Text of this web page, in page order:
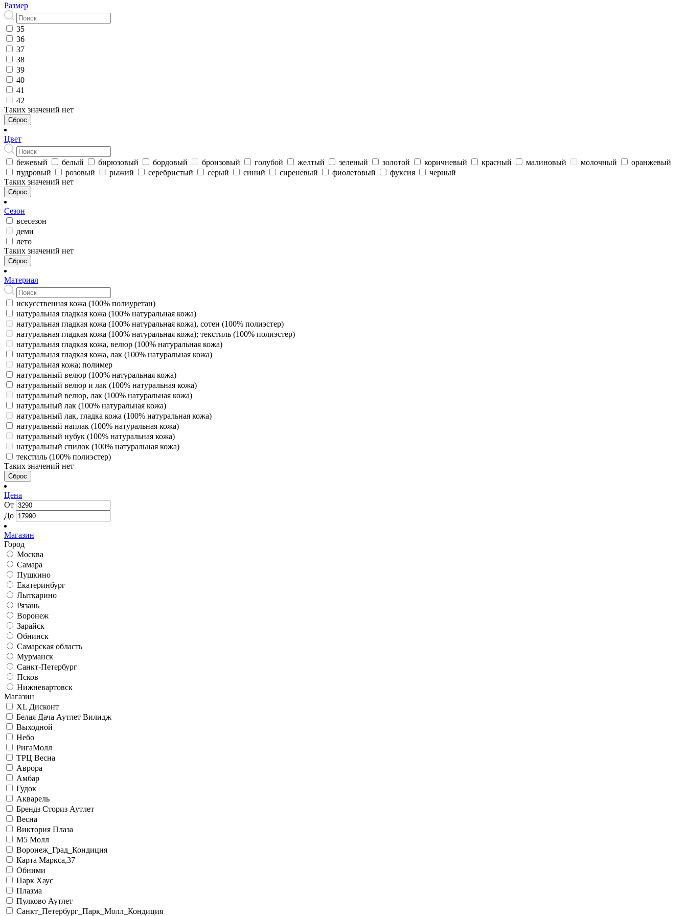
Размер
35
36
37
38
39
40
41
42
Таких значений нет
Сброс
Цвет
бежевый белый бирюзовый бордовый бронзовый голубой желтый зеленый золотой коричневый красный малиновый молочный
оранжевый
пудровый
розовый рыжий серебристый серый синий сиреневый фиолетовый фуксия
черный
Таких значений нет
Сброс
Сезон
всесезон
деми
лето
Таких значений нет
Сброс
Материал
искусственная кожа (100% полиуретан)
натуральная гладкая кожа (100% натуральная кожа)
натуральная гладкая кожа (100% натуральная кожа), сотен (100% полиэстер)
натуральная гладкая кожа (100% натуральная кожа); текстиль (100% полиэстер)
натуральная гладкая кожа, велюр (100% натуральная кожа)
натуральная гладкая кожа, лак (100% натуральная кожа)
натуральная кожа; полимер
натуральный велюр (100% натуральная кожа)
натуральный велюр и лак (100% натуральная кожа)
натуральный велюр, лак (100% натуральная кожа)
натуральный лак (100% натуральная кожа)
натуральный лак, гладка кожа (100% натуральная кожа)
натуральный наплак (100% натуральная кожа)
натуральный нубук (100% натуральная кожа)
натуральный спилок (100% натуральная кожа)
текстиль (100% полиэстер)
Таких значений нет
Сброс
Цена
От
До
Магазин
Город
Москва
Самара
Пушкино
Екатеринбург
Лыткарино
Рязань
Воронеж
Зарайск
Обнинск
Самарская область
Мурманск
Санкт-Петербург
Псков
Нижневартовск
Магазин
XL Дисконт
Белая Дача Аутлет Вилидж
Выходной
Небо
РигаМолл
ТРЦ Весна
Аврора
Амбар
Гудок
Акварель
Брендз Сториз Аутлет
Весна
Виктория Плаза
М5 Молл
Воронеж_Град_Кондиция
Карта Маркса,37
Обними
Парк Хаус
Плазма
Пулково Аутлет
Санкт_Петербург_Парк_Молл_Кондиция